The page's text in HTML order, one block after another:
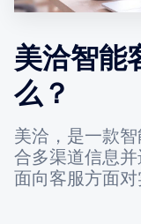
美洽智能
么？
美洽，是一款
合多渠道信息
面向客服方面对